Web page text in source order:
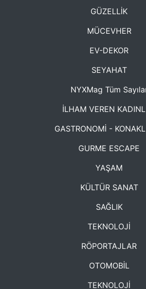
GÜZELLİK
MÜCEVHER
EV-DEKOR
SEYAHAT
NYXMag Tüm
İLHAM VEREN
GASTRONOMİ -
GURME ESCAPE
YAŞAM
KÜLTÜR SANAT
SAĞLIK
TEKNOLOJİ
RÖPORTAJLAR
OTOMOBİL
TEKNOLOJİ